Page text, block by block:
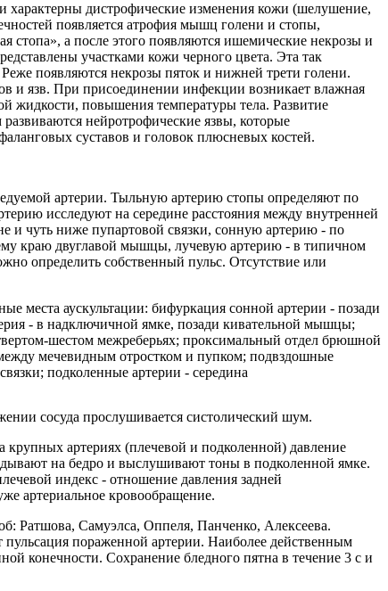
характерны дистрофические изменения кожи (шелушение,
появляется атрофия мышц голени и стопы,
стопа», а после этого появляются ишемические некрозы и
участками кожи черного цвета. Эта так
появляются некрозы пяток и нижней трети голени.
и язв. При присоединении инфекции возникает влажная
жидкости, повышения температуры тела. Развитие
нейротрофические язвы, которые
суставов и головок плюсневых костей.
артерии. Тыльную артерию стопы определяют по
исследуют на середине расстояния между внутренней
и чуть ниже пупартовой связки, сонную артерию - по
краю двуглавой мышцы, лучевую артерию - в типичном
определить собственный пульс. Отсутствие или
места аускультации: бифуркация сонной артерии - позади
- в надключичной ямке, позади кивательной мышцы;
шестом межреберьях; проксимальный отдел брюшной
мечевидным отростком и пупком; подвздошные
подколенные артерии - середина
сосуда прослушивается систолический шум.
артериях (плечевой и подколенной) давление
на бедро и выслушивают тоны в подколенной ямке.
индекс - отношение давления задней
артериальное кровообращение.
Ратшова, Самуэлса, Оппеля, Панченко, Алексеева.
пульсация пораженной артерии. Наиболее действенным
конечности. Сохранение бледного пятна в течение 3 с и